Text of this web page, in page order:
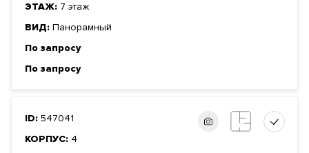
ЭТАЖ: 7 этаж
ВИД: Панорамный
По запросу
По запросу
ID: 547041
КОРПУС: 4